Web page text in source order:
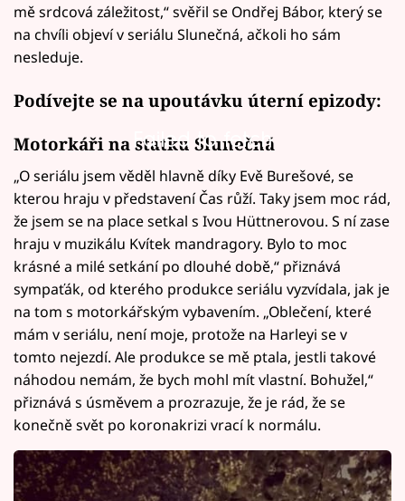
mě srdcová záležitost,“ svěřil se Ondřej Bábor, který se
na chvíli objeví v seriálu Slunečná, ačkoli ho sám
nesleduje.
Podívejte se na upoutávku úterní epizody:
Failed to fetch
Motorkáři na statku Slunečná
„O seriálu jsem věděl hlavně díky Evě Burešové, se
kterou hraju v představení Čas růží. Taky jsem moc rád,
že jsem se na place setkal s Ivou Hüttnerovou. S ní zase
hraju v muzikálu Kvítek mandragory. Bylo to moc
krásné a milé setkání po dlouhé době,“ přiznává
sympaťák, od kterého produkce seriálu vyzvídala, jak je
na tom s motorkářským vybavením. „Oblečení, které
mám v seriálu, není moje, protože na Harleyi se v
tomto nejezdí. Ale produkce se mě ptala, jestli takové
náhodou nemám, že bych mohl mít vlastní. Bohužel,“
přiznává s úsměvem a prozrazuje, že je rád, že se
konečně svět po koronakrizi vrací k normálu.